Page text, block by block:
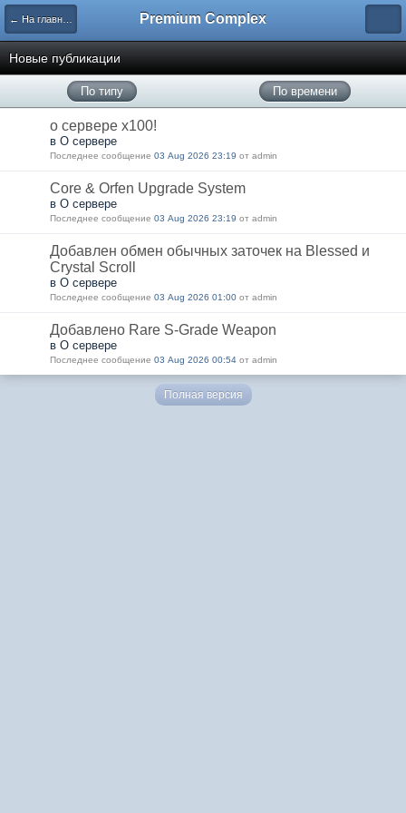
← На главную Premium Complex
Новые публикации
По типу По времени
о сервере x100!
в О сервере
Последнее сообщение 03 Aug 2026 23:19 от admin
Core & Orfen Upgrade System
в О сервере
Последнее сообщение 03 Aug 2026 23:19 от admin
Добавлен обмен обычных заточек на Blessed и
Crystal Scroll
в О сервере
Последнее сообщение 03 Aug 2026 01:00 от admin
Добавлено Rare S-Grade Weapon
в О сервере
Последнее сообщение 03 Aug 2026 00:54 от admin
Полная версия